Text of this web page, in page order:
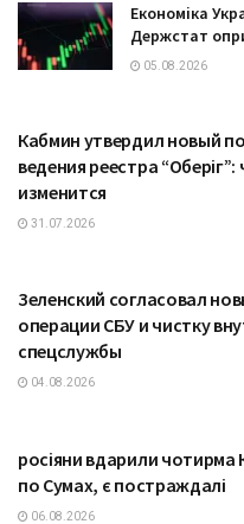
Економіка
Держстат
05.08.2026
Кабмин утвердил новый
ведения реестра “Оберіг”:
изменится
31.07.2026
Зеленский согласовал
операции СБУ и чистку
спецслужбы
04.08.2026
росіяни вдарили чотирма
по Сумах, є постраждалі
06.08.2026